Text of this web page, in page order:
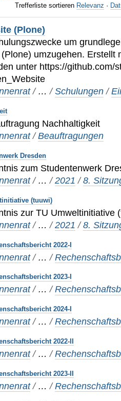
Trefferliste sortieren Relevanz ·
(Plone)
um
umzugehen. Erstellt
unter https://github.com/
/ …/Schulungen /
Nachhaltigkeit
/Beauftragungen
Dresden
zum Studentenwerk
/ …/2021 /8.
(tuuwi)
zur TU Umweltinitiative
/ …/2021 /8.
2022-I
/ …/
2023-I
/ …/
2024-I
/ …/
2022-II
/ …/
2023-II
/ …/